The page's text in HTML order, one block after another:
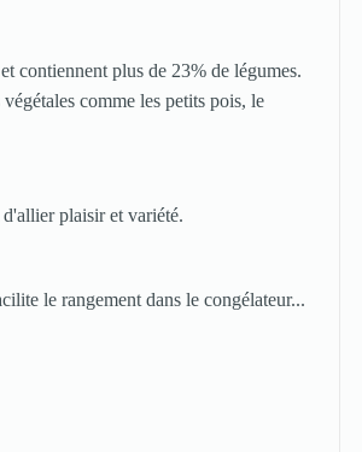
contiennent plus de 23% de légumes.
comme les petits pois, le
d'allier plaisir et variété.
le rangement dans le congélateur...